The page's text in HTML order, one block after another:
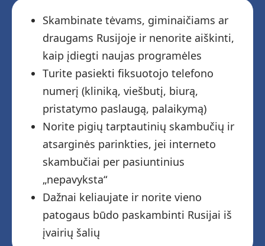
Skambinate tėvams, giminaičiams ar
draugams Rusijoje ir nenorite aiškinti,
kaip įdiegti naujas programėles
Turite pasiekti fiksuotojo telefono
numerį (kliniką, viešbutį, biurą,
pristatymo paslaugą, palaikymą)
Norite pigių tarptautinių skambučių ir
atsarginės parinkties, jei interneto
skambučiai per pasiuntinius
„nepavyksta“
Dažnai keliaujate ir norite vieno
patogaus būdo paskambinti Rusijai iš
įvairių šalių